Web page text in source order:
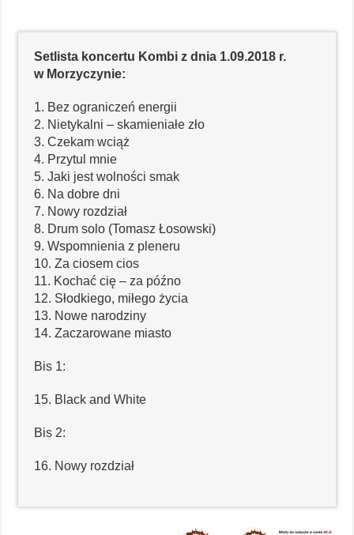
Setlista koncertu Kombi z dnia 1.09.2018 r.
w Morzyczynie:
1. Bez ograniczeń energii
2. Nietykalni – skamieniałe zło
3. Czekam wciąż
4. Przytul mnie
5. Jaki jest wolności smak
6. Na dobre dni
7. Nowy rozdział
8. Drum solo (Tomasz Łosowski)
9. Wspomnienia z pleneru
10. Za ciosem cios
11. Kochać cię – za późno
12. Słodkiego, miłego życia
13. Nowe narodziny
14. Zaczarowane miasto
Bis 1:
15. Black and White
Bis 2:
16. Nowy rozdział